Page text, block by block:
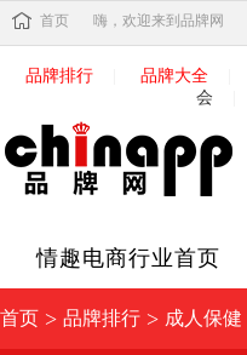
首页 嗨，欢迎来到品牌网
品牌排行 品牌大全
会
情趣电商行业首页
首页 > 品牌排行 > 成人保健